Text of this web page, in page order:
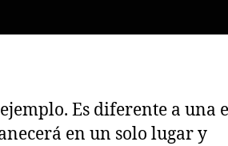
Es diferente a una
en un solo lugar y